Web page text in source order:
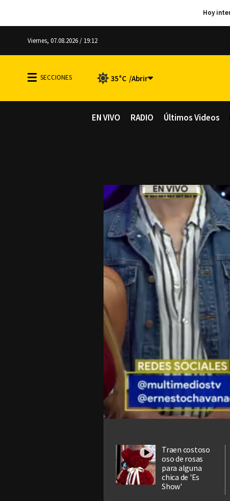
Viernes, 07.08.2026 / 19:12
35°C
EN VIVO RADIO Últimos Videos
Traen costoso
oso de rosas
para alguna
chica de 'Es
Show'